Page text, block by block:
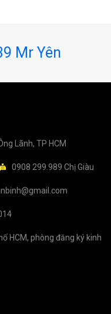
Mr Yên
Lãnh, TP HCM
0908 299.989 Chị Giàu
HCM, phòng đăng ký kinh